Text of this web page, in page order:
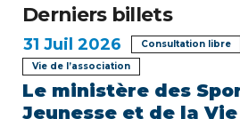
e
l
’
Derniers billets
31 Juil 2026 Consultation libre
Vie de l’association
Le ministère des
Jeunesse et de la